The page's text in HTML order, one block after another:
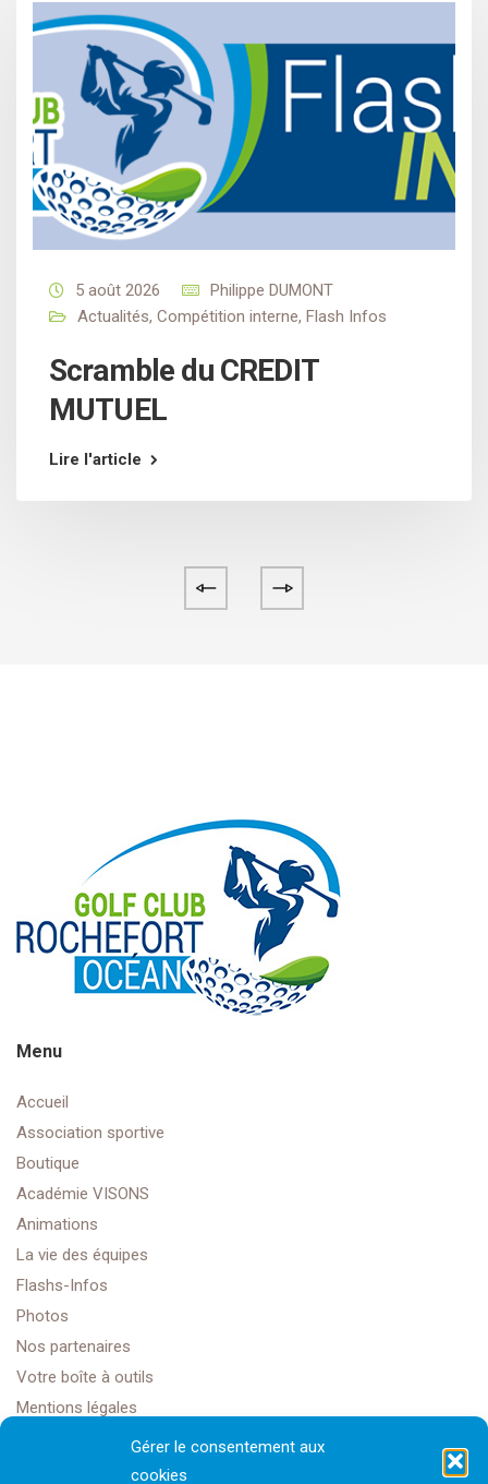
Gérer le consentement aux
cookies
5 août 2026
Philippe DUMONT
Actualités, Compétition interne, Flash Infos
Scramble du CREDIT
MUTUEL
Lire l'article
Menu
Accueil
Association sportive
Boutique
Académie VISONS
Animations
La vie des équipes
Flashs-Infos
Photos
Nos partenaires
Votre boîte à outils
Mentions légales